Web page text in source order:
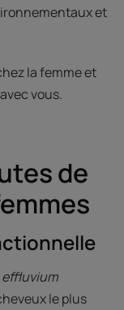
et
la femme et
vous.
de
effluvium
le plus